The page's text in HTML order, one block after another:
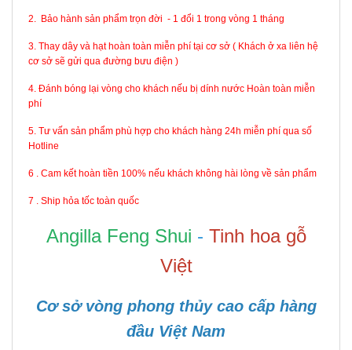
2. Bảo hành sản phẩm trọn đời - 1 đổi 1 trong vòng 1 tháng
3. Thay dây và hạt hoàn toàn miễn phí tại cơ sở ( Khách ở xa liên hệ
cơ sở sẽ gửi qua đường bưu điện )
4. Đánh bóng lại vòng cho khách nếu bị dính nước Hoàn toàn miễn
phí
5. Tư vấn sản phẩm phù hợp cho khách hàng 24h miễn phí qua số
Hotline
6 . Cam kết hoàn tiền 100% nếu khách không hài lòng về sản phẩm
7 . Ship hỏa tốc toàn quốc
Angilla Feng Shui - Tinh hoa gỗ
Việt
Cơ sở vòng phong thủy cao cấp hàng
đầu Việt Nam